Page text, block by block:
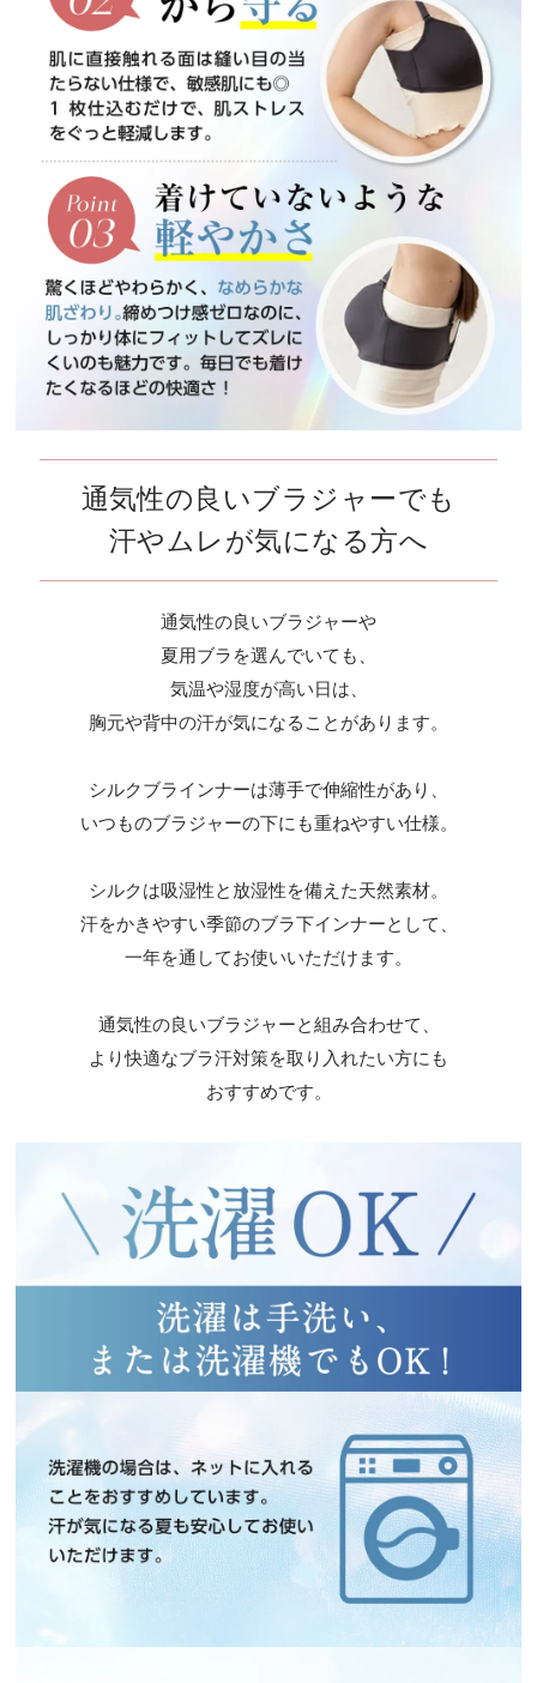
通気性の良いブラジャーでも
汗やムレが気になる方へ
通気性の良いブラジャーや
夏用ブラを選んでいても、
気温や湿度が高い日は、
胸元や背中の汗が気になることがあります。
シルクブラインナーは薄手で伸縮性があり、
いつものブラジャーの下にも重ねやすい仕様。
シルクは吸湿性と放湿性を備えた天然素材。
汗をかきやすい季節のブラ下インナーとして、
一年を通してお使いいただけます。
通気性の良いブラジャーと組み合わせて、
より快適なブラ汗対策を取り入れたい方にも
おすすめです。